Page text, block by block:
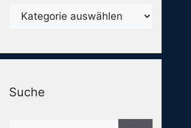
Karegorien
Suche